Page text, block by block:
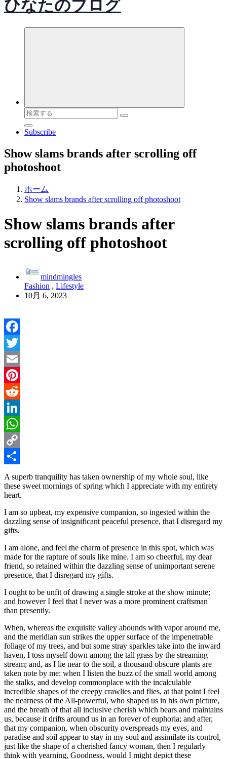
ひなたのブログ
検
索
対
Subscribe
Show slams brands after scrolling off
photoshoot
ホーム
Show slams brands after scrolling off photoshoot
Show slams brands after
scrolling off photoshoot
mindmingles
Fashion , Lifestyle
10月 6, 2023
Facebook
Twitter
Email
Pinterest
Reddit
LinkedIn
WhatsApp
Copy
Link
共
有
A superb tranquility has taken ownership of my whole soul, like
these sweet mornings of spring which I appreciate with my entirety
heart.
I am so upbeat, my expensive companion, so ingested within the
dazzling sense of insignificant peaceful presence, that I disregard my
gifts.
I am alone, and feel the charm of presence in this spot, which was
made for the rapture of souls like mine. I am so cheerful, my dear
friend, so retained within the dazzling sense of unimportant serene
presence, that I disregard my gifts.
I ought to be unfit of drawing a single stroke at the show minute;
and however I feel that I never was a more prominent craftsman
than presently.
When, whereas the exquisite valley abounds with vapor around me,
and the meridian sun strikes the upper surface of the impenetrable
foliage of my trees, and but some stray sparkles take into the inward
haven, I toss myself down among the tall grass by the streaming
stream; and, as I lie near to the soil, a thousand obscure plants are
taken note by me: when I listen the buzz of the small world among
the stalks, and develop commonplace with the incalculable
incredible shapes of the creepy crawlies and flies, at that point I feel
the nearness of the All-powerful, who shaped us in his own picture,
and the breath of that all inclusive cherish which bears and maintains
us, because it drifts around us in an forever of euphoria; and after,
that my companion, when obscurity overspreads my eyes, and
paradise and soil appear to stay in my soul and assimilate its control,
just like the shape of a cherished fancy woman, then I regularly
think with yearning, Goodness, would I might depict these